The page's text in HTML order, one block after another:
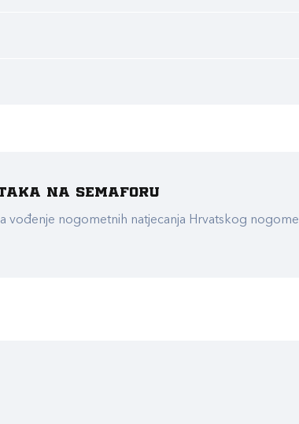
na Semaforu
vođenje nogometnih natjecanja Hrvatskog